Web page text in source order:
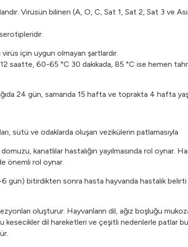
Virüsün bilinen (A, O, C, Sat 1, Sat 2, Sat 3 ve
virüs için uygun olmayan şartlardır.
12 saatte, 60-65 °C 30 dakikada, 85 °C ise hemen
24 gün, samanda 15 hafta ve toprakta 4 hafta
sütü ve odaklarda oluşan vezikülerin patlamasıyla
kanatlılar hastalığın yayılmasında rol oynar.
önemli rol oynar.
gün) bitirdikten sonra hasta hayvanda hastalık
oluşturur. Hayvanların dil, ağız boşluğu
dil hareketleri ve çeşitli nedenlerle patlar